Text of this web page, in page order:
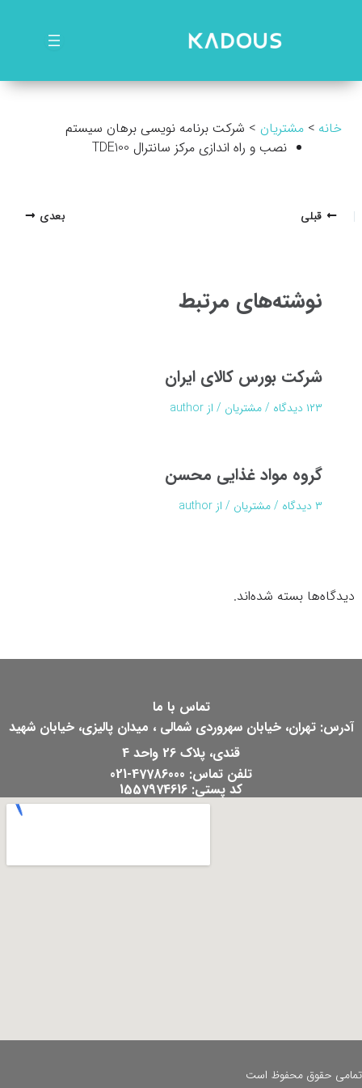
خانه مشتریان
شرکت برنامه نویسی برهان سیستم
نصب و راه اندازی مرکز سانترال TDE100
پیمایشقبلی بعدی
نوشته‌های مرتبط
شرکت بورس کالای ایران
۱۲۳ دیدگاه /مشتریان / از author
گروه مواد غذایی محسن
۳ دیدگاه /مشتریان / از author
دیدگاه‌ها بسته شده‌اند.
تماس با ما
آدرس: تهران، خیابان سهروردی شمالی ، میدان پالیزی، خیابان شهید
قندی، پلاک 26 واحد 4
تلفن تماس: 47786000-021
کد پستی: 1557974616
تمامی حقوق محفوظ است